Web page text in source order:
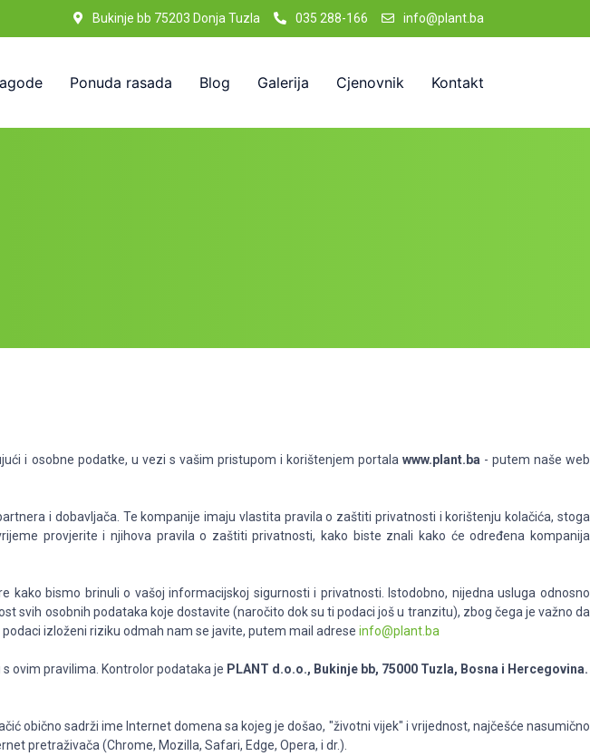
Bukinje bb 75203 Donja Tuzla 035 288-166 info@plant.ba
Ponuda rasada Blog Galerija Cjenovnik Kontakt
i osobne podatke, u vezi s vašim pristupom i korištenjem portala www.plant.ba - putem naše web
i dobavljača. Te kompanije imaju vlastita pravila o zaštiti privatnosti i korištenju kolačića, stoga
provjerite i njihova pravila o zaštiti privatnosti, kako biste znali kako će određena kompanija
bismo brinuli o vašoj informacijskoj sigurnosti i privatnosti. Istodobno, nijedna usluga odnosno
osobnih podataka koje dostavite (naročito dok su ti podaci još u tranzitu), zbog čega je važno da
izloženi riziku odmah nam se javite, putem mail adrese info@plant.ba
ovim pravilima. Kontrolor podataka je PLANT d.o.o., Bukinje bb, 75000 Tuzla, Bosna i Hercegovina.
obično sadrži ime Internet domena sa kojeg je došao, "životni vijek" i vrijednost, najčešće nasumično
pretraživača (Chrome, Mozilla, Safari, Edge, Opera, i dr.).